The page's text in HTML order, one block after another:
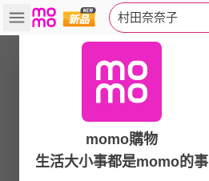
村田奈奈子
momo購物
生活大小事都是momo的事